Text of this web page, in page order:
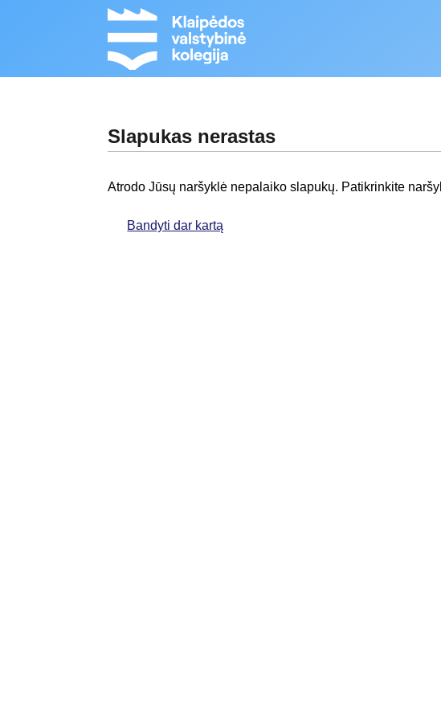
Slapukas nerastas
Atrodo Jūsų naršyklė nepalaiko slapukų. Patikrinkite
Bandyti dar kartą